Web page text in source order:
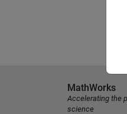
MathWorks
Accelerating the
science